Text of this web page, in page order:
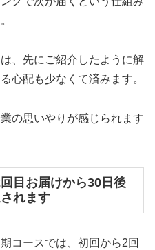
、先にご紹介したように解
心配も少なくて済みます。
の思いやりが感じられます
目お届けから30日後
れます
コースでは、初回から2回